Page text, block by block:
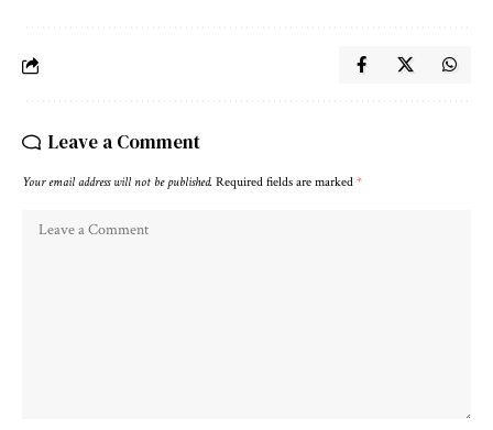
Leave a Comment
Your email address will not be published. Required fields are marked *